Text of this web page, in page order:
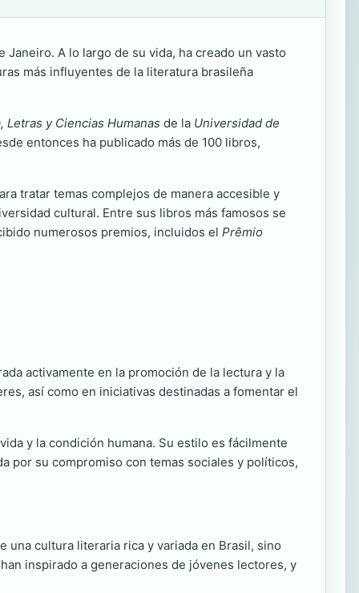
A lo largo de su vida, ha creado un vasto
más influyentes de la literatura brasileña
Letras y Ciencias Humanas de la Universidad de
entonces ha publicado más de 100 libros,
tratar temas complejos de manera accesible y
cultural. Entre sus libros más famosos se
numerosos premios, incluidos el Prêmio
activamente en la promoción de la lectura y la
así como en iniciativas destinadas a fomentar el
y la condición humana. Su estilo es fácilmente
por su compromiso con temas sociales y políticos,
una cultura literaria rica y variada en Brasil, sino
inspirado a generaciones de jóvenes lectores, y